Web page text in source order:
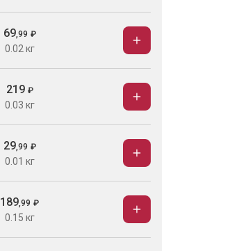
69,99 ₽
0.02 кг
219 ₽
0.03 кг
29,99 ₽
0.01 кг
189,99 ₽
0.15 кг